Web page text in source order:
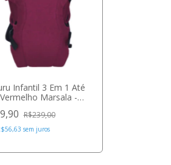
Infantil 3 Em 1 Até
Marsala -
R$239,00
sem juros